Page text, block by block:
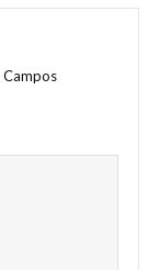
Campos